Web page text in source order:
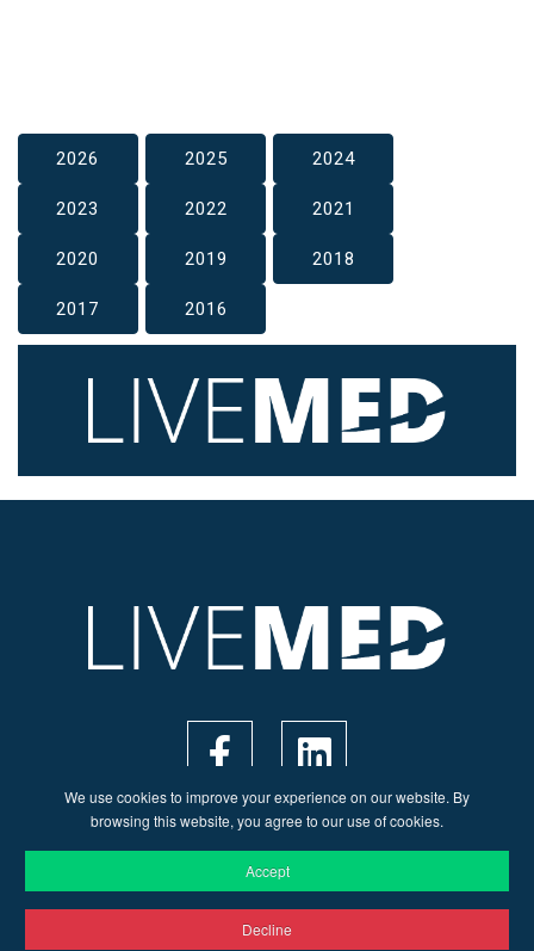
2026 2025 2024
2023 2022 2021
2020 2019 2018
2017 2016
We use cookies to improve your experience on our website. By
browsing this website, you agree to our use of cookies.
Accept
Decline